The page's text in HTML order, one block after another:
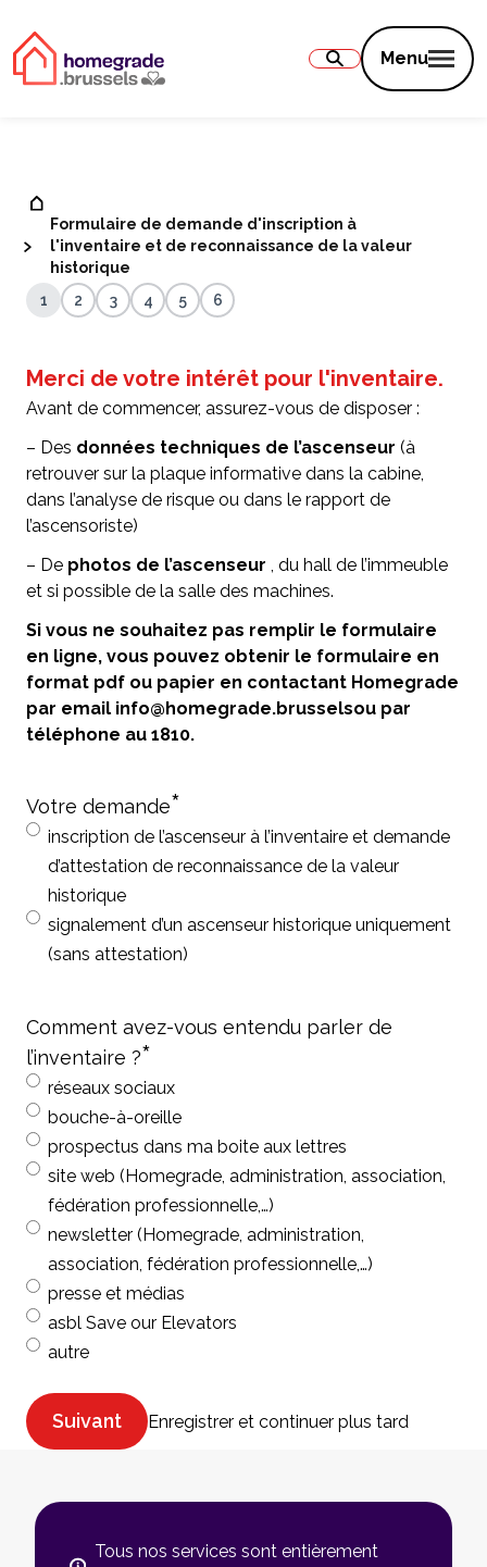
Menu
Formulaire de demande d'inscription à
l'inventaire et de reconnaissance de la valeur
historique
1
2 3 4 5 6
Merci de votre intérêt pour l'inventaire.
Avant de commencer, assurez-vous de disposer :
– Des données techniques de l’ascenseur (à
retrouver sur la plaque informative dans la cabine,
dans l’analyse de risque ou dans le rapport de
l’ascensoriste)
– De photos de l’ascenseur , du hall de l’immeuble
et si possible de la salle des machines.
Si vous ne souhaitez pas remplir le formulaire
en ligne, vous pouvez obtenir le formulaire en
format pdf ou papier en contactant Homegrade
par email info@homegrade.brusselsou par
téléphone au 1810.
Votre demande*
inscription de l’ascenseur à l’inventaire et demande
d’attestation de reconnaissance de la valeur
historique
signalement d’un ascenseur historique uniquement
(sans attestation)
Comment avez-vous entendu parler de
l’inventaire ?*
réseaux sociaux
bouche-à-oreille
prospectus dans ma boite aux lettres
site web (Homegrade, administration, association,
fédération professionnelle,…)
newsletter (Homegrade, administration,
association, fédération professionnelle,…)
presse et médias
asbl Save our Elevators
autre
Suivant Enregistrer et continuer plus tard
Tous nos services sont entièrement